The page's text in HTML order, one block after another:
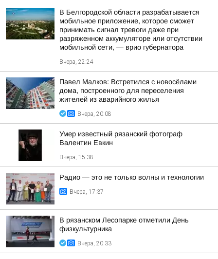
В Белгородской области разрабатывается
мобильное приложение, которое сможет
принимать сигнал тревоги даже при
разряженном аккумуляторе или отсутствии
мобильной сети, — врио губернатора
Вчера, 22:24
Павел Малков: Встретился с новосёлами
дома, построенного для переселения
жителей из аварийного жилья
Вчера, 20:08
Умер известный рязанский фотограф
Валентин Евкин
Вчера, 15:38
Радио — это не только волны и технологии
Вчера, 17:37
В рязанском Лесопарке отметили День
физкультурника
Вчера, 20:33